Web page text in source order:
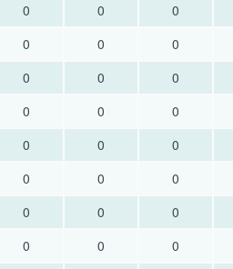
0 0 0
0 0 0
0 0 0
0 0 0
0 0 0
0 0 0
0 0 0
0 0 0